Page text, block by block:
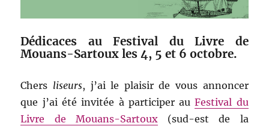
Dédicaces au Festival du Livre de
Mouans-Sartoux les 4, 5 et 6 octobre.
Chers liseurs, j’ai le plaisir de vous annoncer
que j’ai été invitée à participer auFestival du
Livre de Mouans-Sartoux(sud-est de la